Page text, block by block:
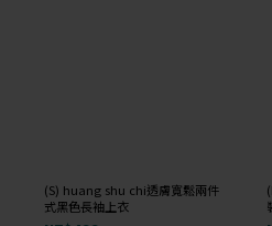
(S) huang shu chi透膚寬鬆兩件
式黑色長袖上衣